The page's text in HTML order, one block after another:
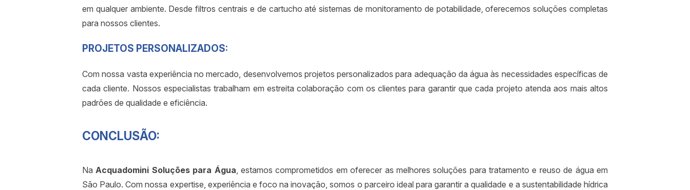
em qualquer ambiente. Desde filtros centrais e de cartucho até sistemas de monitoramento de potabilidade, oferecemos soluções completas
para nossos clientes.
PROJETOS PERSONALIZADOS:
Com nossa vasta experiência no mercado, desenvolvemos projetos personalizados para adequação da água às necessidades específicas de
cada cliente. Nossos especialistas trabalham em estreita colaboração com os clientes para garantir que cada projeto atenda aos mais altos
padrões de qualidade e eficiência.
CONCLUSÃO:
NaAcquadomini Soluções para Água, estamos comprometidos em oferecer as melhores soluções para tratamento e reuso de água em
São Paulo. Com nossa expertise, experiência e foco na inovação, somos o parceiro ideal para garantir a qualidade e a sustentabilidade hídrica